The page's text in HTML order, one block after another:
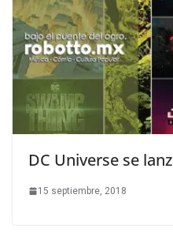
DC Universe se
15 septiembre, 2018